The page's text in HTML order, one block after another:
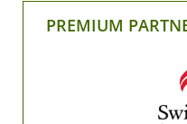
PREMIUM